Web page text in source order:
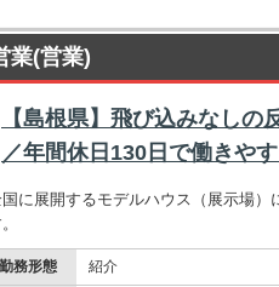
業(営業)
【島根県】飛び込みなし
／年間休日130日で働きや
に展開するモデルハウス（展示場
勤務形態 紹介